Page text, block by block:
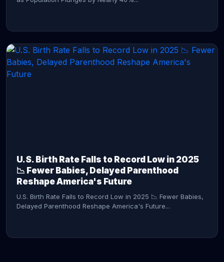
U.S. Birth Rate Falls to Record Low in 2025
📉 Fewer Babies, Delayed Parenthood
Reshape America's Future
U.S. Birth Rate Falls to Record Low in 2025 📉 Fewer Babies,
Delayed Parenthood Reshape America's Future...